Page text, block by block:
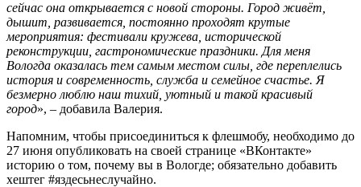
сейчас она открывается с новой стороны. Город живёт,
дышит, развивается, постоянно проходят крутые
мероприятия: фестивали кружева, исторической
реконструкции, гастрономические праздники. Для меня
Вологда оказалась тем самым местом силы, где переплелись
история и современность, служба и семейное счастье. Я
безмерно люблю наш тихий, уютный и такой красивый
город», – добавила Валерия.
Напомним, чтобы присоединиться к флешмобу, необходимо до
27 июня опубликовать на своей странице «ВКонтакте»
историю о том, почему вы в Вологде; обязательно добавить
хештег #яздесьнеслучайно.